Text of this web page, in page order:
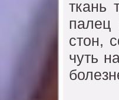
ткань
палeц
стон,
чyть